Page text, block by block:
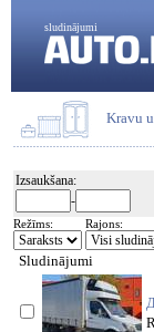
sludinājumi
Kravu
Izsaukšana:
-
Režīms: Rajons:
Sludinājumi